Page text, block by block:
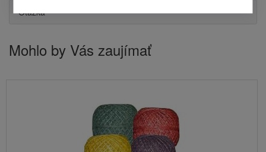
Otázka
Mohlo by Vás zaujímať